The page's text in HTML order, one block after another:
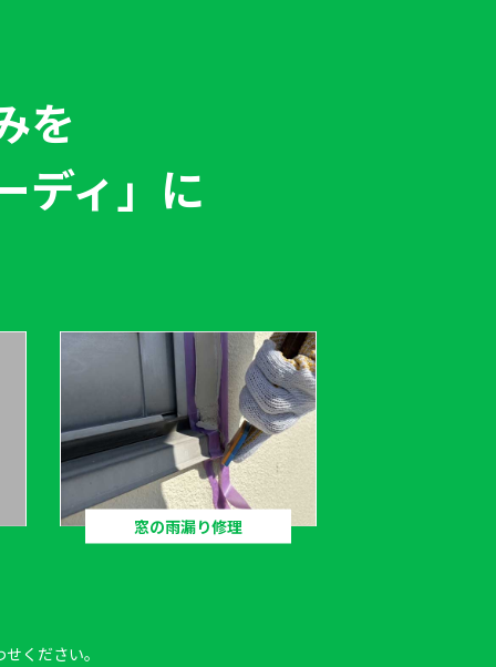
を
ィ」 に
窓の雨漏り修理
ください。